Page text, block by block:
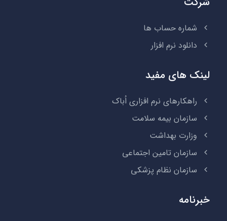
شماره حساب ها
دانلود نرم افزار
لینک های مفید
راهکارهای نرم افزاری اُباک
سازمان بیمه سلامت
وزارت بهداشت
سازمان تامین اجتماعی
سازمان نظام پزشکی
خبرنامه